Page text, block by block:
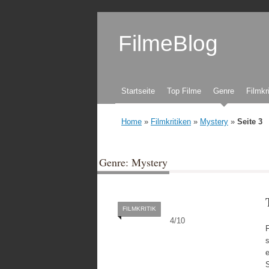
FilmeBlog
Zum Inhalt springen
Startseite Top Filme Genre
Home » Filmkritiken » Mystery » Seite 3
Genre: Mystery
4/10
FILMKRITIK